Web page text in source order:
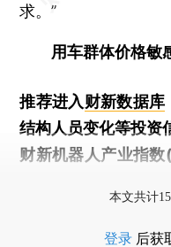
求。”
用车群体价格敏
推荐进入财新数据库
结构人员变化等投资
财新机器人产业指数
本文共计
登录 后获